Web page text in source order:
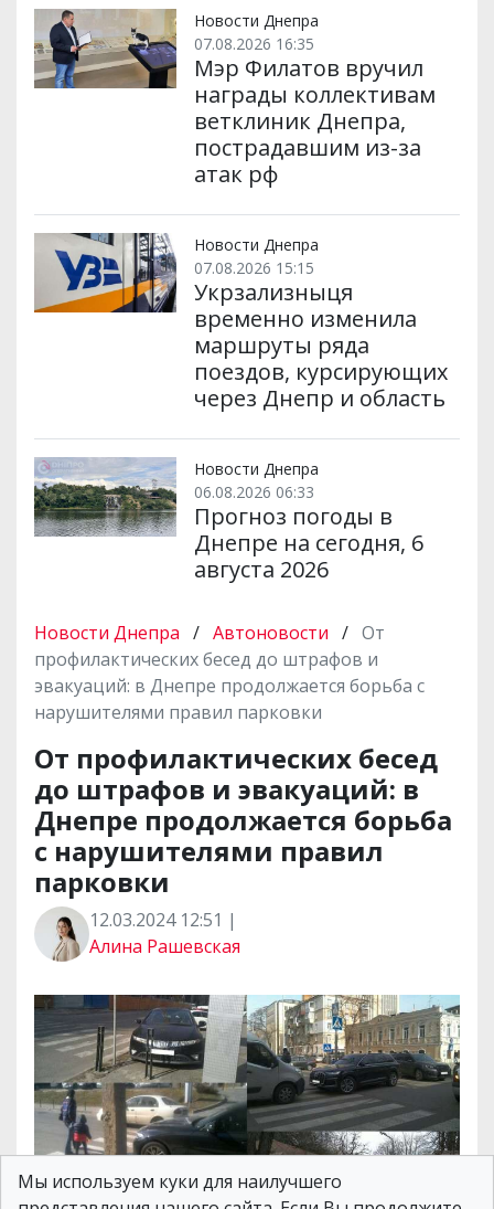
и k m p
Новости Днепра
07.08.2026 16:35
Мэр Филатов вручил
награды коллективам
ветклиник Днепра,
пострадавшим из-за
атак рф
Новости Днепра
07.08.2026 15:15
Укрзализныця
временно изменила
маршруты ряда
поездов, курсирующих
через Днепр и область
Новости Днепра
06.08.2026 06:33
Прогноз погоды в
Днепре на сегодня, 6
августа 2026
Новости Днепра / Автоновости / От
профилактических бесед до штрафов и
эвакуаций: в Днепре продолжается борьба с
нарушителями правил парковки
От профилактических бесед
до штрафов и эвакуаций: в
Днепре продолжается борьба
с нарушителями правил
парковки
12.03.2024 12:51 |
Алина Рашевская
Мы используем куки для наилучшего